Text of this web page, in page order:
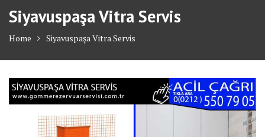
Siyavuspaşa Vitra Servis
Home Siyavuspaşa Vitra Servis